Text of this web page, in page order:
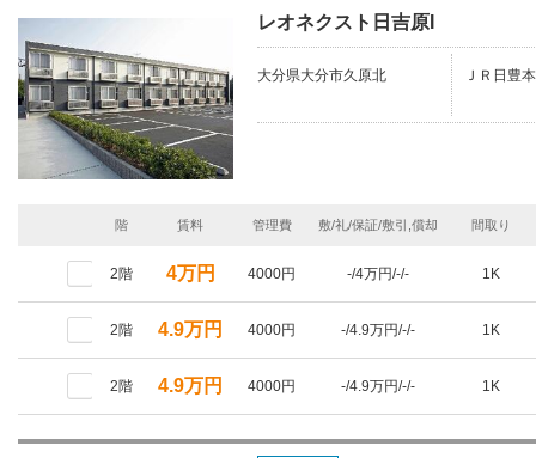
レオネクスト日吉原I
大分県大分市久原北 ＪＲ日豊
階 賃料 管理費 敷/礼/保証/敷引,償却 間取り
2階 4万円 4000円 -/4万円/-/- 1K
2階 4.9万円 4000円 -/4.9万円/-/- 1K
2階 4.9万円 4000円 -/4.9万円/-/- 1K